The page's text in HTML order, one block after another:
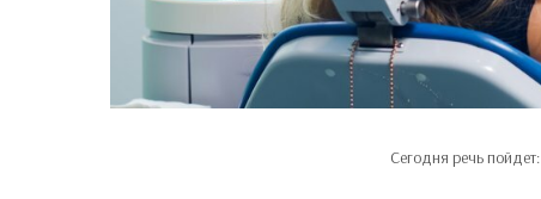
Сегодня речь пойдет: